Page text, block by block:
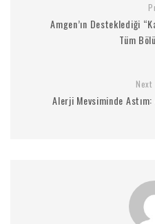
Amgen’ın Desteklediği
Tüm
Next
Alerji Mevsiminde